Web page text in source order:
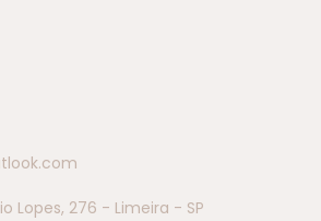
Lopes, 276 - Limeira - SP